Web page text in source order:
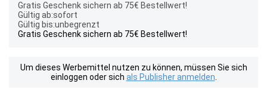
Gratis Geschenk sichern ab 75€ Bestellwert!
Gültig ab:sofort
Gültig bis:unbegrenzt
Gratis Geschenk sichern ab 75€ Bestellwert!
Um dieses Werbemittel nutzen zu können, müssen Sie sich
einloggen oder sich als Publisher anmelden